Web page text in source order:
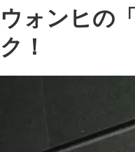
ウォンヒの
ク！